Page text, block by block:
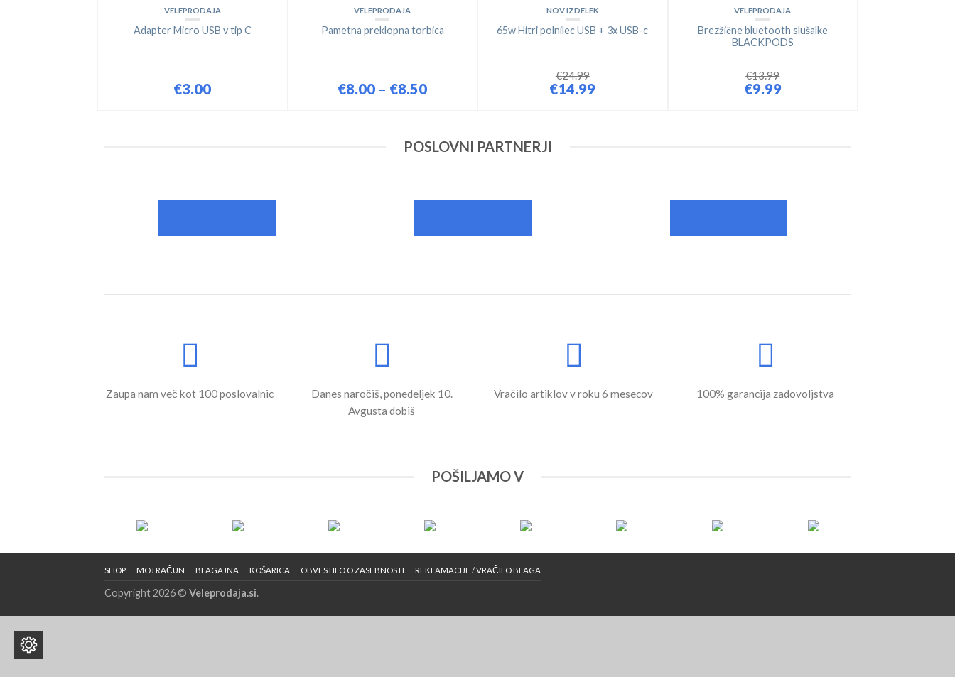
VELEPRODAJA
Adapter Micro USB v tip C
€3.00
VELEPRODAJA
Pametna preklopna torbica
€8.00 – €8.50
NOV IZDELEK
65w Hitri polnilec USB + 3x USB-c
€24.99
€14.99
VELEPRODAJA
Brezžične bluetooth slušalke
BLACKPODS
€13.99
€9.99
POSLOVNI PARTNERJI
Zaupa nam več kot 100 poslovalnic
Danes naročiš, ponedeljek 10.
Avgusta dobiš
Vračilo artiklov v roku 6 mesecov 100% garancija zadovoljstva
POŠILJAMO V
SHOP MOJ RAČUN BLAGAJNA KOŠARICA OBVESTILO O ZASEBNOSTI REKLAMACIJE / VRAČILO BLAGA
Copyright 2026 © Veleprodaja.si.